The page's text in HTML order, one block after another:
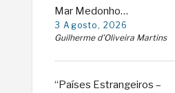
Mar Medonho…
3 Agosto, 2026
Guilherme d'Oliveira Martins
“Países Estrangeiros –